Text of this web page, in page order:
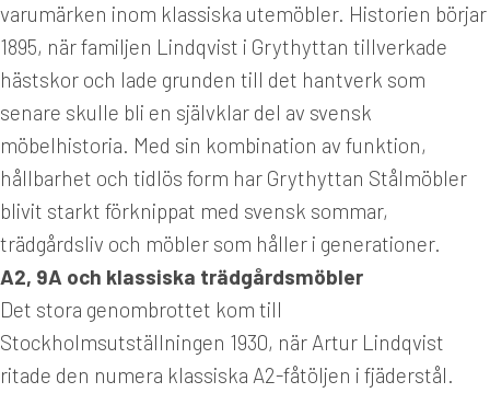
varumärken inom klassiska utemöbler. Historien börjar
1895, när familjen Lindqvist i Grythyttan tillverkade
hästskor och lade grunden till det hantverk som
senare skulle bli en självklar del av svensk
möbelhistoria. Med sin kombination av funktion,
hållbarhet och tidlös form har Grythyttan Stålmöbler
blivit starkt förknippat med svensk sommar,
trädgårdsliv och möbler som håller i generationer.
A2, 9A och klassiska trädgårdsmöbler
Det stora genombrottet kom till
Stockholmsutställningen 1930, när Artur Lindqvist
ritade den numera klassiska A2-fåtöljen i fjäderstål.